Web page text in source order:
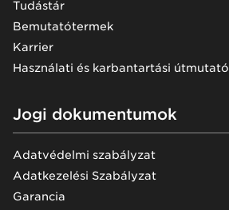
Tudástár
Bemutatótermek
Karrier
Használati és karbantartási útmutató
Jogi dokumentumok
Adatvédelmi szabályzat
Adatkezelési Szabályzat
Garancia